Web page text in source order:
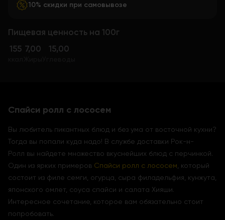
10% скидки при самовывозе
Пищевая ценность на 100г
155 7,00 15,00
Спайси ролл с лососем
Вы любитель пикантных блюд и без ума от восточной кухни?
Тогда вы попали куда надо! В службе доставки Рок-н-
Ролл вы найдете множество вкуснейших блюд с перчинкой.
Один из ярких примеров Спайси ролл с лососем , который
состоит из филе семги, огурца, сыра филадельфия, кунжута,
японского омлет, соуса спайси и салата Хияши.
Интересное сочетание, которое вам обязательно стоит
попробовать.